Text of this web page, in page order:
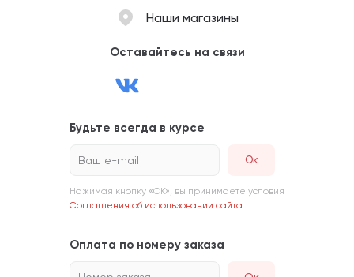
Наши магазины
Оставайтесь на связи
Будьте всегда в курсе
Ваш e-mail
Нажимая кнопку «ОК», вы принимаете условия
Соглашения об использовании сайта
Оплата по номеру заказа